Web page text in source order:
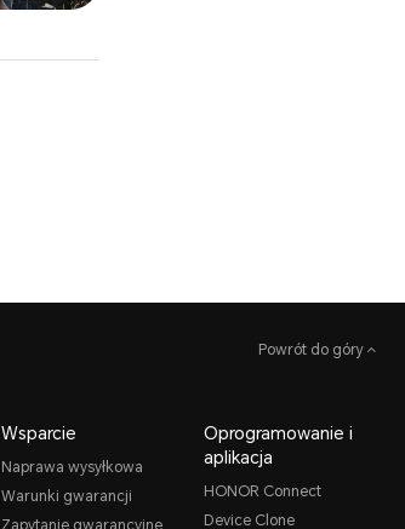
Powrót do góry
Wsparcie
Naprawa wysyłkowa
Warunki gwarancji
Zapytanie gwarancyjne
Oprogramowanie i
aplikacja
HONOR Connect
Device Clone